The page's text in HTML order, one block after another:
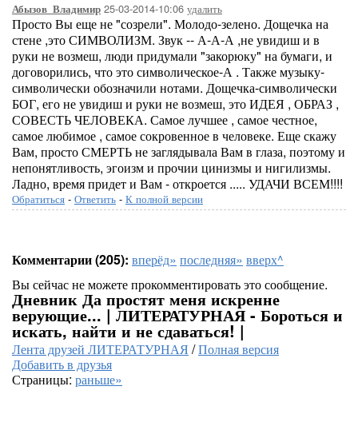
Абызов_Владимир 25-03-2014-10:06 удалить
Просто Вы еще не "созрели". Молодо-зелено. Дощечка на
стене ,это СИМВОЛИЗМ. Звук -- А-А-А ,не увидиш и в
руки не возмеш, люди придумали "закорюку" на бумаги, и
договорились, что это символическое-А . Также музыку-
символически обозначили нотами. Дощечка-символически
БОГ, его не увидиш и руки не возмеш, это ИДЕЯ , ОБРАЗ ,
СОВЕСТЬ ЧЕЛОВЕКА. Самое лучшее , самое честное,
самое любимое , самое сокровенное в человеке. Еще скажу
Вам, просто СМЕРТЬ не заглядывала Вам в глаза, поэтому и
непонятливость, эгоизм и прочии цинизмы и нигилизмы.
Ладно, время придет и Вам - откроется ..... УДАЧИ ВСЕМ!!!!
Обратиться - Ответить - К полной версии
Комментарии (205): вперёд» последняя» вверх^
Вы сейчас не можете прокомментировать это сообщение.
Дневник Да простят меня искренне
верующие... | ЛИТЕРАТУРНАЯ - Бороться и
искать, найти и не сдаваться! |
Лента друзей ЛИТЕРАТУРНАЯ /Полная версия
Добавить в друзья
Страницы: раньше»